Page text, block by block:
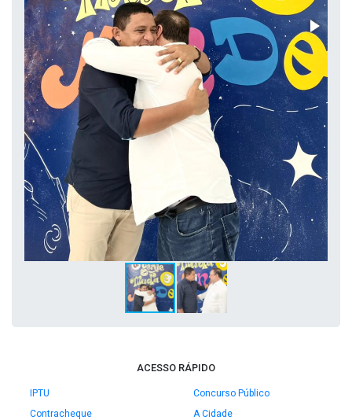
ACESSO RÁPIDO
IPTU
Concurso Público
Contracheque
A Cidade